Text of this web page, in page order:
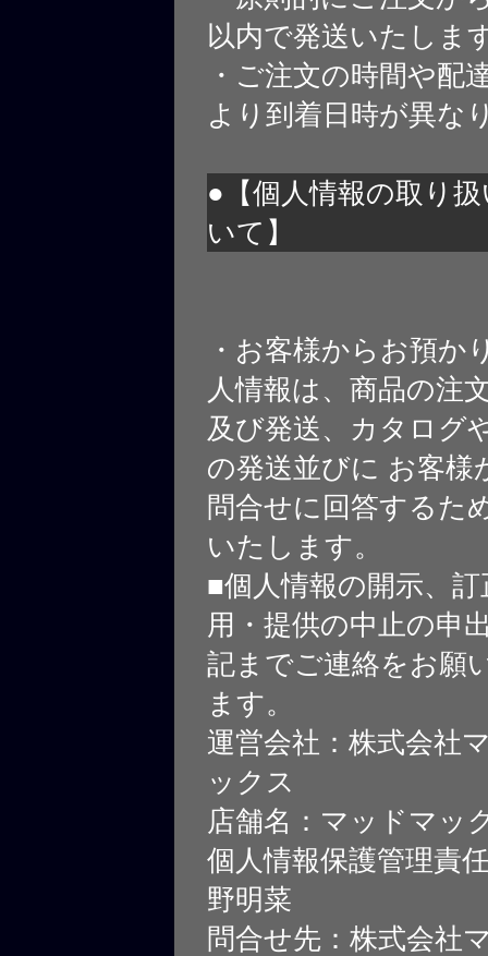
以内で発送いたしま
・ご注文の時間や配
より到着日時が異な
●【個人情報の取り
いて】
・お客様からお預か
人情報は、商品の注
及び発送、カタログ
の発送並びに お客様
問合せに回答するた
いたします。
■個人情報の開示、
用・提供の中止の申
記までご連絡をお願
ます。
運営会社：株式会社
ックス
店舗名：マッドマッ
個人情報保護管理責
野明菜
問合せ先：株式会社